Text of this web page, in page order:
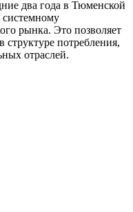
два года в Тюменской
системному
рынка. Это позволяет
структуре потребления,
отраслей.